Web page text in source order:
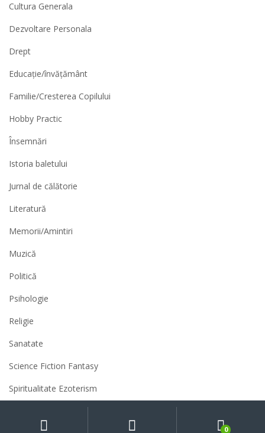
Cultura Generala
Dezvoltare Personala
Drept
Educație/învățământ
Familie/Cresterea Copilului
Hobby Practic
Însemnări
Istoria baletului
Jurnal de călătorie
Literatură
Memorii/Amintiri
Muzică
Politică
Psihologie
Religie
Sanatate
Science Fiction Fantasy
Spiritualitate Ezoterism
Account
0